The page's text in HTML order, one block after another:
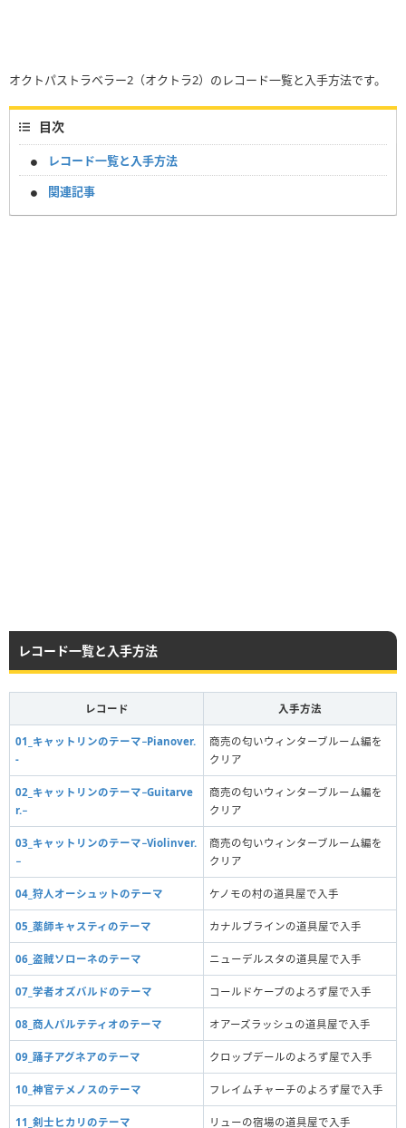
オクトパストラベラー2（オクトラ2）のレコード一覧と入手方法です。
目次
レコード一覧と入手方法
関連記事
レコード一覧と入手方法
レコード 入手方法
01_キャットリンのテーマ−Pianover.
-
商売の匂いウィンターブルーム編を
クリア
02_キャットリンのテーマ−Guitarve
r.−
商売の匂いウィンターブルーム編を
クリア
03_キャットリンのテーマ−Violinver.
−
商売の匂いウィンターブルーム編を
クリア
04_狩人オーシュットのテーマ ケノモの村の道具屋で入手
05_薬師キャスティのテーマ カナルブラインの道具屋で入手
06_盗賊ソローネのテーマ ニューデルスタの道具屋で入手
07_学者オズバルドのテーマ コールドケープのよろず屋で入手
08_商人パルテティオのテーマ オアーズラッシュの道具屋で入手
09_踊子アグネアのテーマ クロップデールのよろず屋で入手
10_神官テメノスのテーマ フレイムチャーチのよろず屋で入手
11_剣士ヒカリのテーマ リューの宿場の道具屋で入手